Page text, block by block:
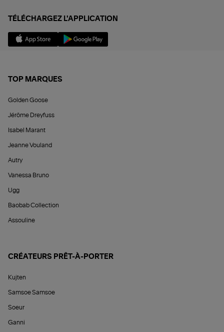
TÉLÉCHARGEZ L'APPLICATION
TOP MARQUES
Golden Goose
Jérôme Dreyfuss
Isabel Marant
Jeanne Vouland
Autry
Vanessa Bruno
Ugg
Baobab Collection
Assouline
CRÉATEURS PRÊT-À-PORTER
Kujten
Samsoe Samsoe
Soeur
Ganni